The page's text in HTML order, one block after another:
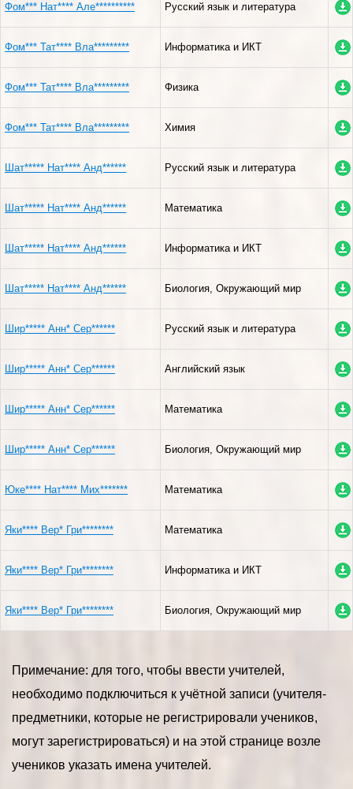
Фом*** Нат**** Але********** Русский язык и литература
Фом*** Тат**** Вла********* Информатика и ИКТ
Фом*** Тат**** Вла********* Физика
Фом*** Тат**** Вла********* Химия
Шат***** Нат**** Анд****** Русский язык и литература
Шат***** Нат**** Анд****** Математика
Шат***** Нат**** Анд****** Информатика и ИКТ
Шат***** Нат**** Анд****** Биология, Окружающий мир
Шир***** Анн* Сер****** Русский язык и литература
Шир***** Анн* Сер****** Английский язык
Шир***** Анн* Сер****** Математика
Шир***** Анн* Сер****** Биология, Окружающий мир
Юке**** Нат**** Мих******* Математика
Яки**** Вер* Гри******** Математика
Яки**** Вер* Гри******** Информатика и ИКТ
Яки**** Вер* Гри******** Биология, Окружающий мир
Примечание: для того, чтобы ввести учителей,
необходимо подключиться к учётной записи (учителя-
предметники, которые не регистрировали учеников,
могут зарегистрироваться) и на этой странице возле
учеников указать имена учителей.